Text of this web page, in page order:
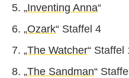
„Inventing Anna“
„Ozark“ Staffel 4
„The Watcher“ Staffel
„The Sandman“